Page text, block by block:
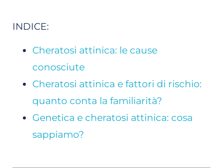
INDICE:
Cheratosi attinica: le cause
conosciute
Cheratosi attinica e fattori di rischio:
quanto conta la familiarità?
Genetica e cheratosi attinica: cosa
sappiamo?